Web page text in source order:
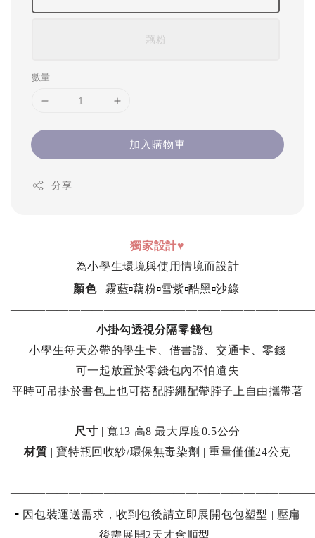
藕粉
數量
加入購物車
分享
獨家設計♥
為小學生環境與使用情境而設計
顏色 | 霧藍▫藕粉▫雪紫▫酷黑▫沙綠|
小掛勾透視分隔零錢包|
小學生每天必帶的學生卡、借書證、交通卡、零錢
可一起放置於零錢包內不怕遺失
平時可吊掛於書包上也可搭配脖繩配帶脖子上自由攜帶著
尺寸 |寬13 高8 最大厚度0.5公分
材質 | 寶特瓶回收紗/環保無毒染劑 | 重量僅僅24公克
▪ 因包裝運送需求，收到包後請立即展開包包塑型 | 壓扁
後需展開2天才會順型 |